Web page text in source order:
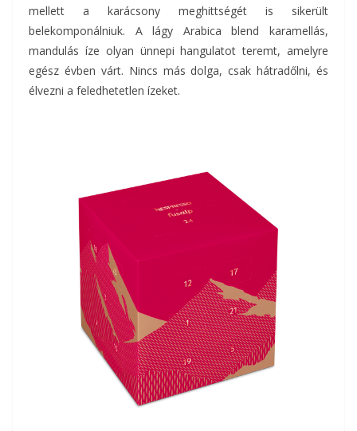
mellett a karácsony meghittségét is sikerült
belekomponálniuk. A lágy Arabica blend karamellás,
mandulás íze olyan ünnepi hangulatot teremt, amelyre
egész évben várt. Nincs más dolga, csak hátradőlni, és
élvezni a feledhetetlen ízeket.